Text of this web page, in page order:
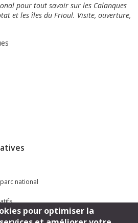
pour tout savoir sur les Calanques
et les îles du Frioul. Visite, ouverture,
national
pour optimiser la